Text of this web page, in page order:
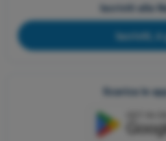
Iscriviti alla
Iscriviti, è
Scarica le